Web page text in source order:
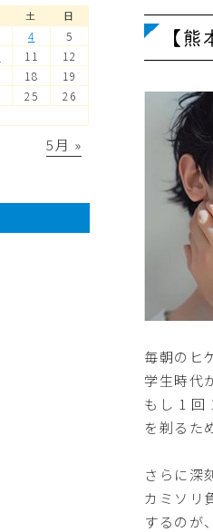
【
毎朝のヒ
学生時代
もし 1 回
を剃るた
さらに深
カミソリ
するのが
土 日
4
5
11
12
18
19
25
26
5月 »